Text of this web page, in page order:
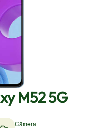
M52 5G
Câmera